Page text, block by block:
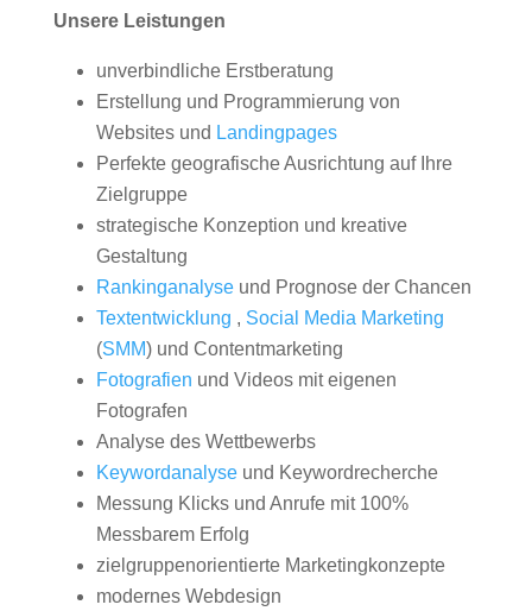
Unsere Leistungen
unverbindliche Erstberatung
Erstellung und Programmierung von
Websites und Landingpages
Perfekte geografische Ausrichtung auf Ihre
Zielgruppe
strategische Konzeption und kreative
Gestaltung
Rankinganalyseund Prognose der Chancen
Textentwicklung , Social Media Marketing
(SMM) und Contentmarketing
Fotografien und Videos mit eigenen
Fotografen
Analyse des Wettbewerbs
Keywordanalyseund Keywordrecherche
Messung Klicks und Anrufe mit 100%
Messbarem Erfolg
zielgruppenorientierte Marketingkonzepte
modernes Webdesign